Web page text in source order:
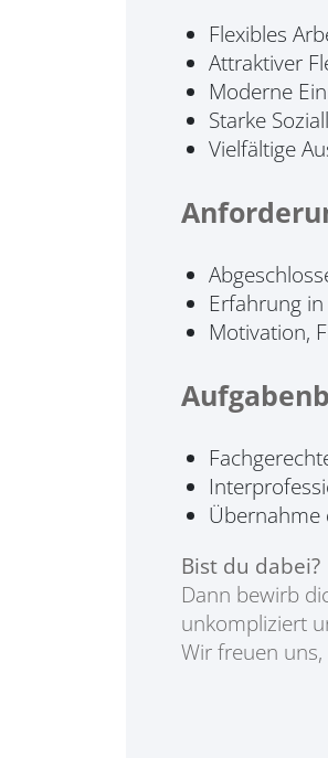
Flexibles
Attraktiver
Moderne
Starke
Vielfältige
Erfahrung
Motivation,
Übernahme
Bist du dabei?
Dann bewirb
unkompliziert
Wir freuen